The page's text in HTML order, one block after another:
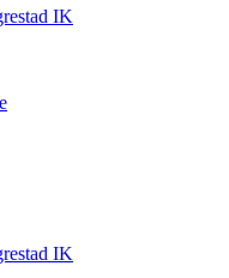
IK
IK